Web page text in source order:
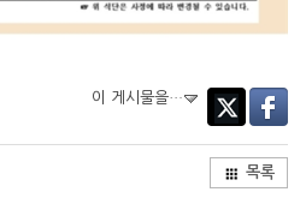
이 게시물을…
Twitter
목록